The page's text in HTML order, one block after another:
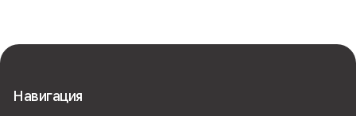
Навигация